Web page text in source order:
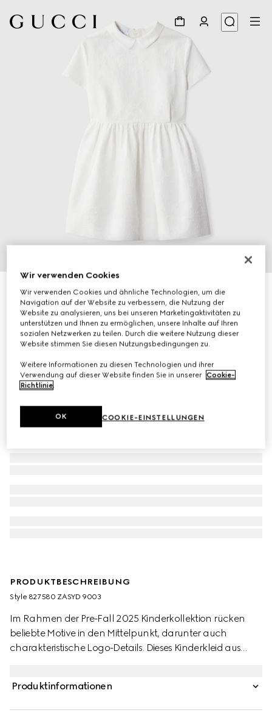
Kinderkleid aus GG Baumwolle
CHF 720
PRODUKTBESCHREIBUNG
Style ‎827580 ZASYD 9003
Im Rahmen der Pre-Fall 2025 Kinderkollektion rücken
beliebte Motive in den Mittelpunkt, darunter auch
charakteristische Logo-Details. Dieses Kinderkleid aus
Produktinformationen
Wir verwenden Cookies
Wir verwenden Cookies und ähnliche Technologien, um die
Navigation auf der Website zu verbessern, die Nutzung der
Website zu analysieren, uns bei unseren Marketingaktivitäten zu
unterstützen und Ihnen zu ermöglichen, unsere Inhalte auf Ihren
sozialen Netzwerken zu teilen. Durch die weitere Nutzung dieser
Website stimmen Sie diesen Nutzungsbedingungen zu.
Weitere Informationen zu diesen Technologien und ihrer
Verwendung auf dieser Website finden Sie in unserer Cookie-
Richtlinie.
COOKIE-EINSTELLUNGEN
OK